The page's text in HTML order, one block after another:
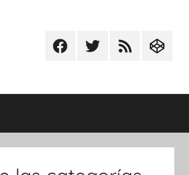
FacebookTwitterRSS